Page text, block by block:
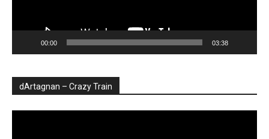
00:00 03:38
dArtagnan – Crazy Train